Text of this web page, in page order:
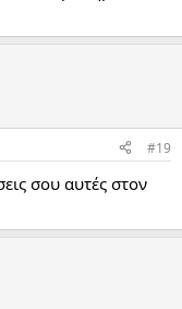
#19
σου αυτές στον